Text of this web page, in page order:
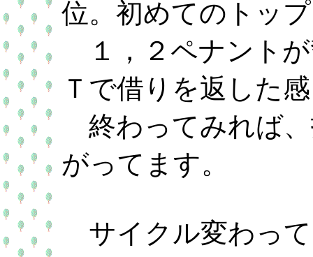
位。初めてのトッ
１，２ペナント
Ｔで借りを返した
終わってみれば
がってます。
サイクル変わっ